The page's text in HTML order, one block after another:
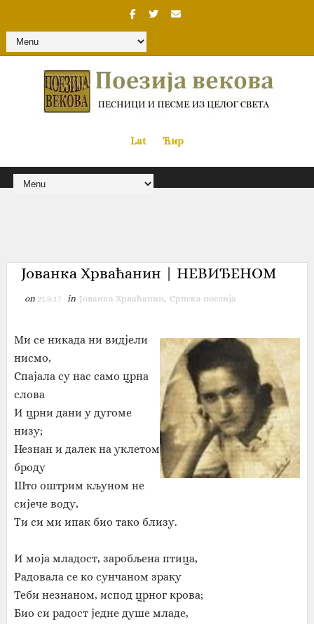
Lat« Ћир
Јованка Хрваћанин | НЕВИЂЕНОМ
on 21.9.17 in Јованка Хрваћанин, Српска поезија
Ми се никада ни видјели
нисмо,
Спајала су нас само црна
слова
И црни дани у дугоме
низу;
Незнан и далек на уклетом
броду
Што оштрим кљуном не
сијече воду,
Ти си ми ипак био тако близу.
И моја младост, заробљена птица,
Радовала се ко сунчаном зраку
Теби незнаном, испод црног крова;
Био си радост једне душе младе,